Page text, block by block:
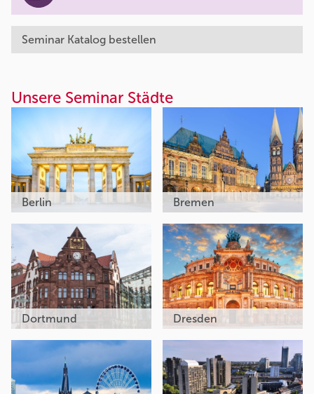
Seminar Katalog bestellen
Unsere Seminar Städte
Berlin Bremen
Dortmund Dresden